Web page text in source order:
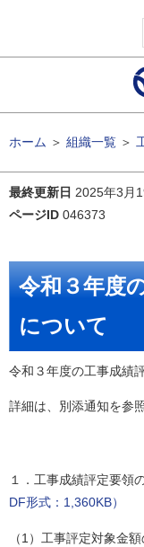
ホーム ＞ 組織一覧 ＞
最終更新日 2025年3月
ページID 046373
令和３年度
について
令和３年度の工事成績
詳細は、別添通知を参
１．工事成績評定要領
DF形式：1,360KB）
（1）工事評定対象金